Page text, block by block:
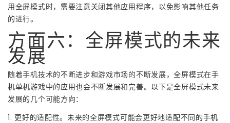
用全屏模式时，需要注意关闭其他应用程序，以免影响其他任务
的进行。
方面六：全屏模式的未来
发展
随着手机技术的不断进步和游戏市场的不断发展，全屏模式在手
机单机游戏中的应用也会不断发展和完善。以下是全屏模式未来
发展的几个可能方向：
1. 更好的适配性。未来的全屏模式可能会更好地适配不同的手机